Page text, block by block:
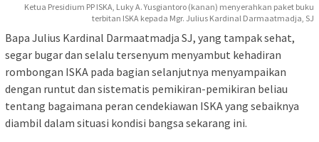
Ketua Presidium PP ISKA, Luky A. Yusgiantoro (kanan) menyerahkan paket buku
terbitan ISKA kepada Mgr. Julius Kardinal Darmaatmadja, SJ
Bapa Julius Kardinal Darmaatmadja SJ, yang tampak sehat,
segar bugar dan selalu tersenyum menyambut kehadiran
rombongan ISKA pada bagian selanjutnya menyampaikan
dengan runtut dan sistematis pemikiran-pemikiran beliau
tentang bagaimana peran cendekiawan ISKA yang sebaiknya
diambil dalam situasi kondisi bangsa sekarang ini.